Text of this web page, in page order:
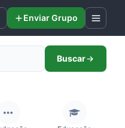
Enviar Grupo
Buscar